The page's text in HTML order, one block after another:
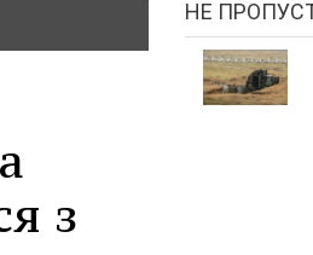
з
НЕ